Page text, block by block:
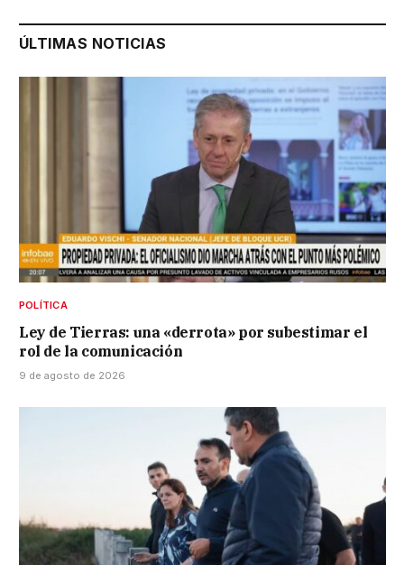
ÚLTIMAS NOTICIAS
POLÍTICA
Ley de Tierras: una «derrota» por subestimar el
rol de la comunicación
9 de agosto de 2026